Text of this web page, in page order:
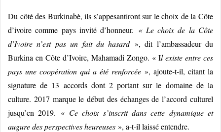
Du côté des Burkinabè, ils s’appesantiront sur le choix de la Côte
d’ivoire comme pays invité d’honneur. « Le choix de la Côte
d’Ivoire n’est pas un fait du hasard», dit l’ambassadeur du
Burkina en Côte d’Ivoire, Mahamadi Zongo. « Il existe entre ces
pays une coopération qui a été renforcée », ajoute-t-il, citant la
signature de 13 accords dont 2 portant sur le domaine de la
culture. 2017 marque le début des échanges de l’accord culturel
jusqu’en 2019. « Ce choix s’inscrit dans cette dynamique et
augure des perspectives heureuses », a-t-il laissé entendre.